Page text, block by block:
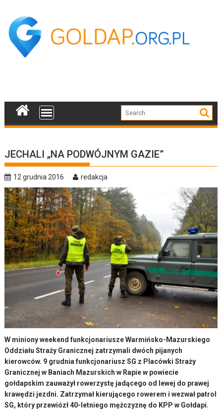
content
JECHALI „NA PODWÓJNYM GAZIE”
12 grudnia 2016 redakcja
W miniony weekend funkcjonariusze Warmińsko-Mazurskiego
Oddziału Straży Granicznej zatrzymali dwóch pijanych
kierowców. 9 grudnia funkcjonariusz SG z Placówki Straży
Granicznej w Baniach Mazurskich w Rapie w powiecie
gołdapskim zauważył rowerzystę jadącego od lewej do prawej
krawędzi jezdni. Zatrzymał kierującego rowerem i wezwał patrol
SG, który przewiózł 40-letniego mężczyznę do KPP w Gołdapi.